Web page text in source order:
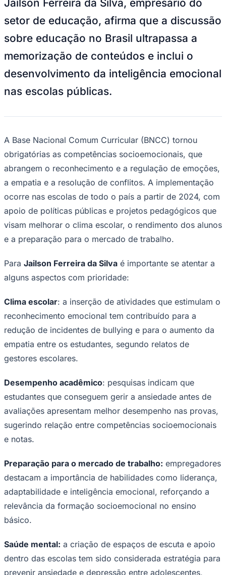
Vitória
Sport
Jailson Ferreira da Silva, empresário do
setor de educação, afirma que a discussão
sobre educação no Brasil ultrapassa a
memorização de conteúdos e inclui o
desenvolvimento da inteligência emocional
nas escolas públicas.
A Base Nacional Comum Curricular (BNCC) tornou
obrigatórias as competências socioemocionais, que
abrangem o reconhecimento e a regulação de emoções,
a empatia e a resolução de conflitos. A implementação
ocorre nas escolas de todo o país a partir de 2024, com
apoio de políticas públicas e projetos pedagógicos que
visam melhorar o clima escolar, o rendimento dos alunos
e a preparação para o mercado de trabalho.
Para Jailson Ferreira da Silva é importante se atentar a
alguns aspectos com prioridade:
Clima escolar: a inserção de atividades que estimulam o
reconhecimento emocional tem contribuído para a
redução de incidentes de bullying e para o aumento da
empatia entre os estudantes, segundo relatos de
gestores escolares.
Desempenho acadêmico: pesquisas indicam que
estudantes que conseguem gerir a ansiedade antes de
avaliações apresentam melhor desempenho nas provas,
sugerindo relação entre competências socioemocionais
e notas.
Preparação para o mercado de trabalho: empregadores
destacam a importância de habilidades como liderança,
adaptabilidade e inteligência emocional, reforçando a
relevância da formação socioemocional no ensino
básico.
Saúde mental: a criação de espaços de escuta e apoio
dentro das escolas tem sido considerada estratégia para
prevenir ansiedade e depressão entre adolescentes,